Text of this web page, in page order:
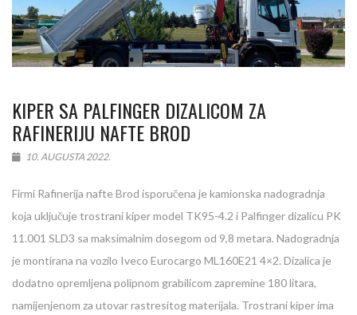
KIPER SA PALFINGER DIZALICOM ZA
RAFINERIJU NAFTE BROD
10. AUGUSTA 2022.
Firmi Rafinerija nafte Brod isporučena je kamionska nadogradnja
koja uključuje trostrani kiper model TK95-4.2 i Palfinger dizalicu PK
11.001 SLD3 sa maksimalnim dosegom od 9,8 metara. Nadogradnja
je montirana na vozilo Iveco Eurocargo ML160E21 4×2. Dizalica je
dodatno opremljena polipnom grabilicom zapremine 180 litara,
namijenjenom za utovar rastresitog materijala. Trostrani kiper ima